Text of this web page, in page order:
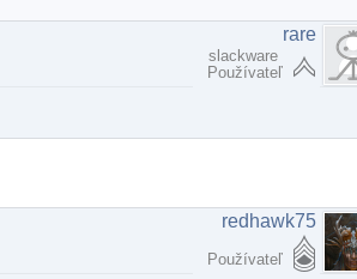
rare
slackware
Používateľ
redhawk75
Používateľ